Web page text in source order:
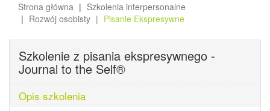
Strona główna
Szkolenia interpersonalne
Rozwój osobisty
Pisanie Ekspresywne
Szkolenie z pisania ekspresywnego -
Journal to the Self®
Opis szkolenia